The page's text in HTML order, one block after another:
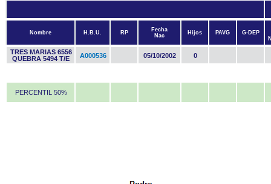
Nombre H.B.U. RP
Fecha
Nac
Hijos PAVG
G-DEP
TRES MARIAS 6556
QUEBRA 5494 T/E
A000536 05/10/2002 0
PERCENTIL 50%